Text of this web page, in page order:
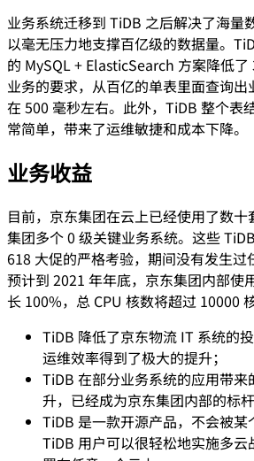
业务系统迁移到 TiDB 之后解决了海量
以毫无压力地支撑百亿级的数据量。
的 MySQL + ElasticSearch 方案降低
业务的要求，从百亿的单表里面查询
在 500 毫秒左右。此外，TiDB 整个表
常简单，带来了运维敏捷和成本下降。
业务收益
目前，京东集团在云上已经使用了数十
集团多个 0 级关键业务系统。这些
618 大促的严格考验，期间没有发生过
预计到 2021 年年底，京东集团内部使
长 100%，总 CPU 核数将超过 10000 核
TiDB 降低了京东物流 IT 系统的
运维效率得到了极大的提升；
TiDB 在部分业务系统的应用带来
升，已经成为京东集团内部的标杆
TiDB 是一款开源产品，不会被
TiDB 用户可以很轻松地实施多云